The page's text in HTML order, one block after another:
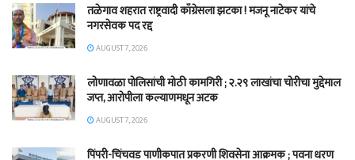
तळेगाव शहरात राष्ट्रवादी काँग्रेसला झटका ! मजनू नाटेकर यांचे
नगरसेवक पद रद्द
AUGUST 7, 2026
लोणावळा पोलिसांची मोठी कामगिरी ; २.२९ लाखांचा चोरीचा मुद्देमाल
जप्त, आरोपीला कल्याणमधून अटक
AUGUST 7, 2026
पिंपरी-चिंचवड पाणीकपात प्रकरणी शिवसेना आक्रमक ; पवना धरण